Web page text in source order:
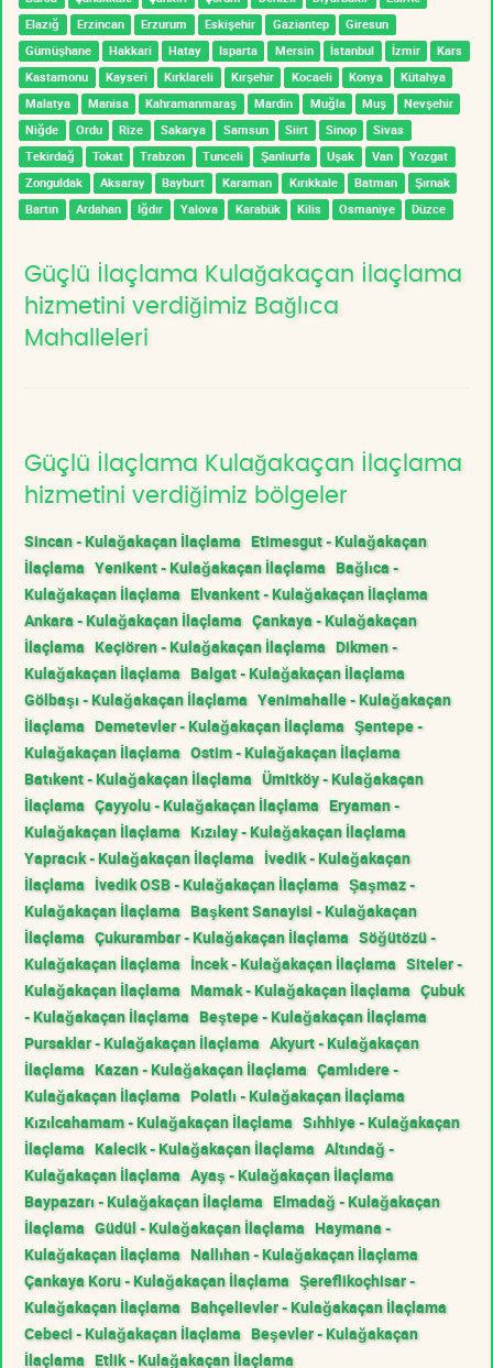
Elazığ
Erzincan Erzurum Eskişehir Gaziantep
Giresun
Gümüşhane
Hakkari Hatay Isparta Mersin İstanbul İzmir
Kars
Kastamonu
Kayseri Kırklareli Kırşehir Kocaeli Konya
Kütahya
Malatya
Manisa Kahramanmaraş Mardin Muğla Muş
Nevşehir
Niğde
Ordu Rize Sakarya Samsun Siirt Sinop
Sivas
Tekirdağ
Tokat Trabzon Tunceli Şanlıurfa Uşak Van
Yozgat
Zonguldak
Aksaray Bayburt Karaman Kırıkkale Batman
Şırnak
Bartın
Ardahan Iğdır Yalova Karabük Kilis Osmaniye Düzce
Güçlü İlaçlama Kulağakaçan İlaçlama
hizmetini verdiğimiz Bağlıca
Mahalleleri
Güçlü İlaçlama Kulağakaçan İlaçlama
hizmetini verdiğimiz bölgeler
Sincan - Kulağakaçan İlaçlama Etimesgut - Kulağakaçan
İlaçlama Yenikent - Kulağakaçan İlaçlama Bağlıca -
Kulağakaçan İlaçlama Elvankent - Kulağakaçan İlaçlama
Ankara - Kulağakaçan İlaçlama Çankaya - Kulağakaçan
İlaçlama Keçiören - Kulağakaçan İlaçlama Dikmen -
Kulağakaçan İlaçlama Balgat - Kulağakaçan İlaçlama
Gölbaşı - Kulağakaçan İlaçlama Yenimahalle - Kulağakaçan
İlaçlama Demetevler - Kulağakaçan İlaçlama Şentepe -
Kulağakaçan İlaçlama Ostim - Kulağakaçan İlaçlama
Batıkent - Kulağakaçan İlaçlama Ümitköy - Kulağakaçan
İlaçlama Çayyolu - Kulağakaçan İlaçlama Eryaman -
Kulağakaçan İlaçlama Kızılay - Kulağakaçan İlaçlama
Yapracık - Kulağakaçan İlaçlama İvedik - Kulağakaçan
İlaçlama İvedik OSB - Kulağakaçan İlaçlama Şaşmaz -
Kulağakaçan İlaçlama Başkent Sanayisi - Kulağakaçan
İlaçlama Çukurambar - Kulağakaçan İlaçlama Söğütözü -
Kulağakaçan İlaçlama İncek - Kulağakaçan İlaçlama Siteler -
Kulağakaçan İlaçlama Mamak - Kulağakaçan İlaçlama Çubuk
- Kulağakaçan İlaçlama Beştepe - Kulağakaçan İlaçlama
Pursaklar - Kulağakaçan İlaçlama Akyurt - Kulağakaçan
İlaçlama Kazan - Kulağakaçan İlaçlama Çamlıdere -
Kulağakaçan İlaçlama Polatlı - Kulağakaçan İlaçlama
Kızılcahamam - Kulağakaçan İlaçlama Sıhhiye - Kulağakaçan
İlaçlama Kalecik - Kulağakaçan İlaçlama Altındağ -
Kulağakaçan İlaçlama Ayaş - Kulağakaçan İlaçlama
Baypazarı - Kulağakaçan İlaçlama Elmadağ - Kulağakaçan
İlaçlama Güdül - Kulağakaçan İlaçlama Haymana -
Kulağakaçan İlaçlama Nallıhan - Kulağakaçan İlaçlama
Çankaya Koru - Kulağakaçan İlaçlama Şereflikoçhisar -
Kulağakaçan İlaçlama Bahçelievler - Kulağakaçan İlaçlama
Cebeci - Kulağakaçan İlaçlama Beşevler - Kulağakaçan
İlaçlama Etlik - Kulağakaçan İlaçlama